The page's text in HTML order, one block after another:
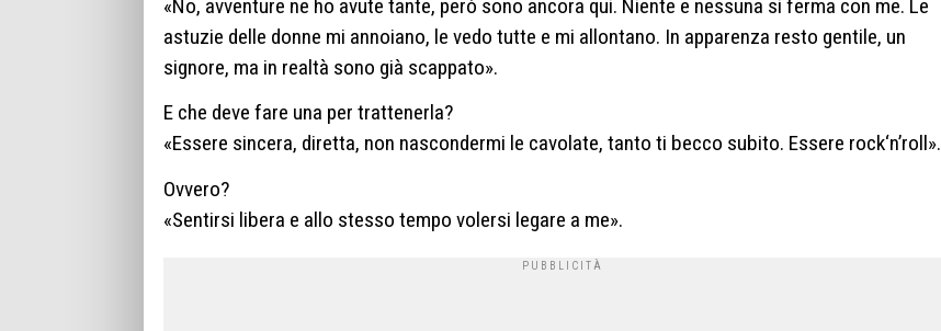
«No, avventure ne ho avute tante, però sono ancora qui. Niente e nessuna si ferma con me. Le
astuzie delle donne mi annoiano, le vedo tutte e mi allontano. In apparenza resto gentile, un
signore, ma in realtà sono già scappato».
E che deve fare una per trattenerla?
«Essere sincera, diretta, non nascondermi le cavolate, tanto ti becco subito. Essere rock‘n’roll».
Ovvero?
«Sentirsi libera e allo stesso tempo volersi legare a me».